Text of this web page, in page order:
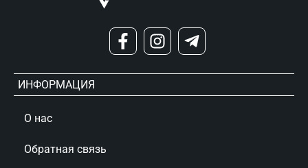
ИНФОРМАЦИЯ
О нас
Обратная связь